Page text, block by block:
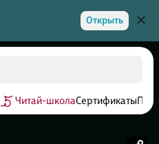
Открыть
Читай-школаСертификаты